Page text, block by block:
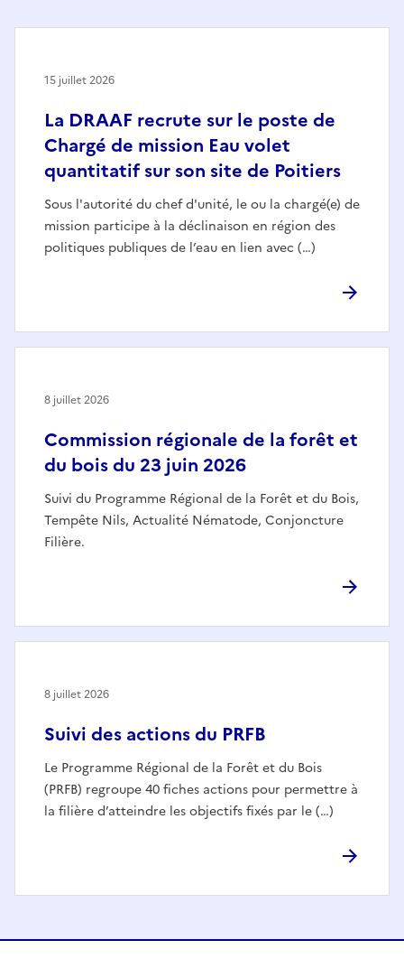
La DRAAF recrute sur le poste de
Chargé de mission Eau volet
quantitatif sur son site de Poitiers
Sous l'autorité du chef d'unité, le ou la chargé(e) de
mission participe à la déclinaison en région des
politiques publiques de l’eau en lien avec (…)
15 juillet 2026
Commission régionale de la forêt et
du bois du 23 juin 2026
Suivi du Programme Régional de la Forêt et du Bois,
Tempête Nils, Actualité Nématode, Conjoncture
Filière.
8 juillet 2026
Suivi des actions du PRFB
Le Programme Régional de la Forêt et du Bois
(PRFB) regroupe 40 fiches actions pour permettre à
la filière d’atteindre les objectifs fixés par le (…)
8 juillet 2026